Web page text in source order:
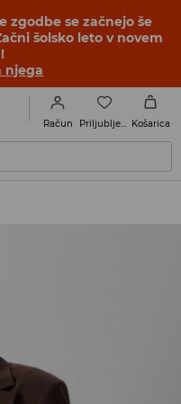
zgodbe se začnejo še
šolsko leto v novem
njega
Račun Košarica